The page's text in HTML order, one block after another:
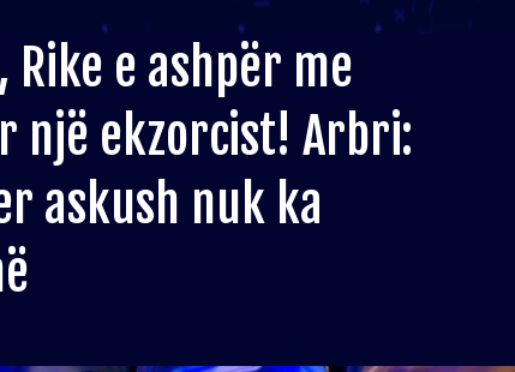
e ashpër me
një ekzorcist! Arbri:
askush nuk ka